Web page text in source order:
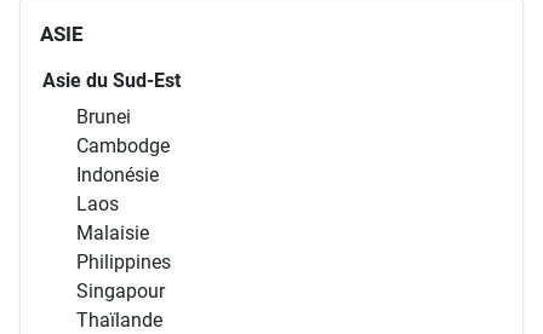
ASIE
Asie du Sud-Est
Brunei
Cambodge
Indonésie
Laos
Malaisie
Philippines
Singapour
Thaïlande